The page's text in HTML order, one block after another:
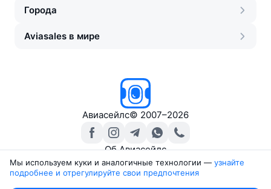
Города
Aviasales в мире
Авиасейлс© 2007–2026
Об Авиасейлс
Пресс‑центр
Travelpayouts
Мы используем куки и аналогичные технологии — узнайте
подробнее и отрегулируйте свои предпочтения